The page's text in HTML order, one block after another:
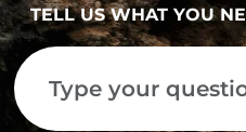
TELL US WHAT YOU